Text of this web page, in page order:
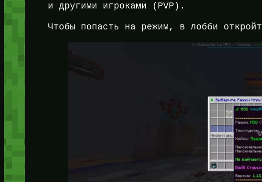
и другими игроками (PVP).
Чтобы попасть на режим, в лобби